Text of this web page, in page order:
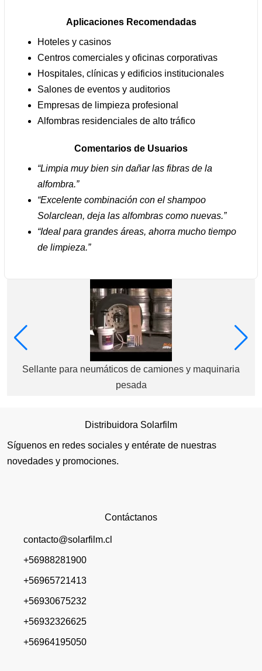
Aplicaciones Recomendadas
Hoteles y casinos
Centros comerciales y oficinas corporativas
Hospitales, clínicas y edificios institucionales
Salones de eventos y auditorios
Empresas de limpieza profesional
Alfombras residenciales de alto tráfico
Comentarios de Usuarios
“Limpia muy bien sin dañar las fibras de la
alfombra.”
“Excelente combinación con el shampoo
Solarclean, deja las alfombras como nuevas.”
“Ideal para grandes áreas, ahorra mucho tiempo
de limpieza.”
Sellante para neumáticos de camiones y maquinaria
pesada
Distribuidora Solarfilm
Síguenos en redes sociales y entérate de nuestras
novedades y promociones.
Contáctanos
contacto@solarfilm.cl
+56988281900
+56965721413
+56930675232
+56932326625
+56964195050